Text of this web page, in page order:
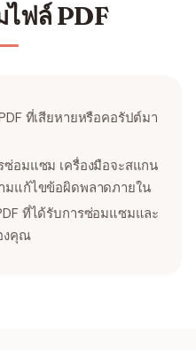
ฟล์ PDF
ที่เสียหายหรือคอรัปต์มา
ซ่อมแซม เครื่องมือจะสแกน
มแก้ไขข้อผิดพลาดภายใน
ที่ได้รับการซ่อมแซมและ
งคุณ